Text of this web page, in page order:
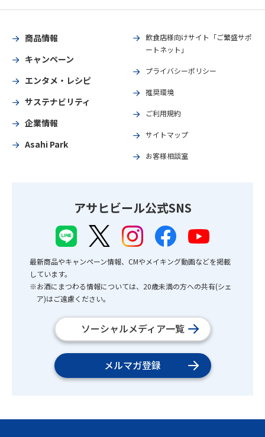
商品情報
キャンペーン
エンタメ・レシピ
サステナビリティ
企業情報
Asahi Park
飲食店様向けサイト「ご繁盛サポ
ートネット」
プライバシーポリシー
推奨環境
ご利用規約
サイトマップ
お客様相談室
アサヒビール公式SNS
最新商品やキャンペーン情報、CMやメイキング動画などを掲載
しています。
※お酒にまつわる情報については、20歳未満の方への共有(シェ
ア)はご遠慮ください。
ソーシャルメディア一覧
メルマガ登録